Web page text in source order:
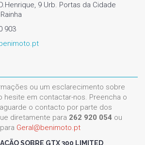
9 Urb. Portas da Cidade
903
ou um esclarecimento sobre
hesite em contactar-nos. Preencha o
o contacto por parte dos
diretamente para 262 920 054 ou
Geral@benimoto.pt
SOBRE GTX 300 LIMITED